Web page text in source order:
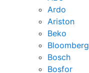
Ardo
Ariston
Beko
Bloomberg
Bosch
Bosfor